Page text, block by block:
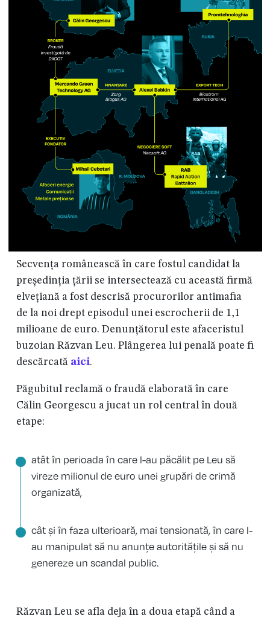
Secvența românească în care fostul candidat la
președinția țării se intersectează cu această firmă
elvețiană a fost descrisă procurorilor antimafia
de la noi drept episodul unei escrocherii de 1,1
milioane de euro. Denunțătorul este afaceristul
buzoian Răzvan Leu. Plângerea lui penală poate fi
descărcată aici.
Păgubitul reclamă o fraudă elaborată în care
Călin Georgescu a jucat un rol central în două
etape:
atât în perioada în care l-au păcălit pe Leu să
vireze milionul de euro unei grupări de crimă
organizată,
cât și în faza ulterioară, mai tensionată, în care l-
au manipulat să nu anunțe autoritățile și să nu
genereze un scandal public.
Răzvan Leu se afla deja în a doua etapă când a